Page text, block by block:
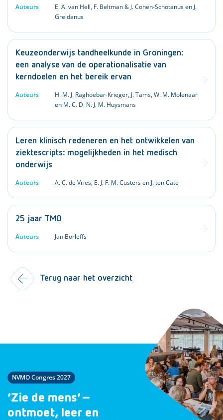
Auteurs
E. A. van Hell, F. Beltman & J. Cohen-Schotanus en J.
Greidanus
Keuzeonderwijs tandheelkunde in Groningen:
een analyse van de operationalisatie van
kerndoelen en het bereik ervan
Auteurs
H. M. J. Raghoebar-Krieger, J. Tams, W. M. Molenaar
en M. C. D. N. J. M. Huysmans
Leren klinisch redeneren en het ontwikkelen van
ziektescripts: mogelijkheden in het medisch
onderwijs
Auteurs A. C. de Vries, E. J. F. M. Custers en J. ten Cate
25 jaar TMO
Auteurs Jan Borleffs
Terug naar het overzicht
NVMO Congres 2027
‘Zie de mens’ –
ontmoet, leer en